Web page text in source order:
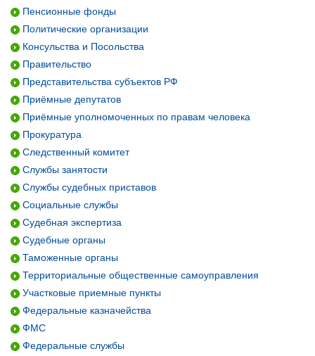
Пенсионные фонды
Политические организации
Консульства и Посольства
Правительство
Представительства субъектов РФ
Приёмные депутатов
Приёмные уполномоченных по правам человека
Прокуратура
Следственный комитет
Службы занятости
Службы судебных приставов
Социальные службы
Судебная экспертиза
Судебные органы
Таможенные органы
Территориальные общественные самоуправления
Участковые приемные пункты
Федеральные казначейства
ФМС
Федеральные службы